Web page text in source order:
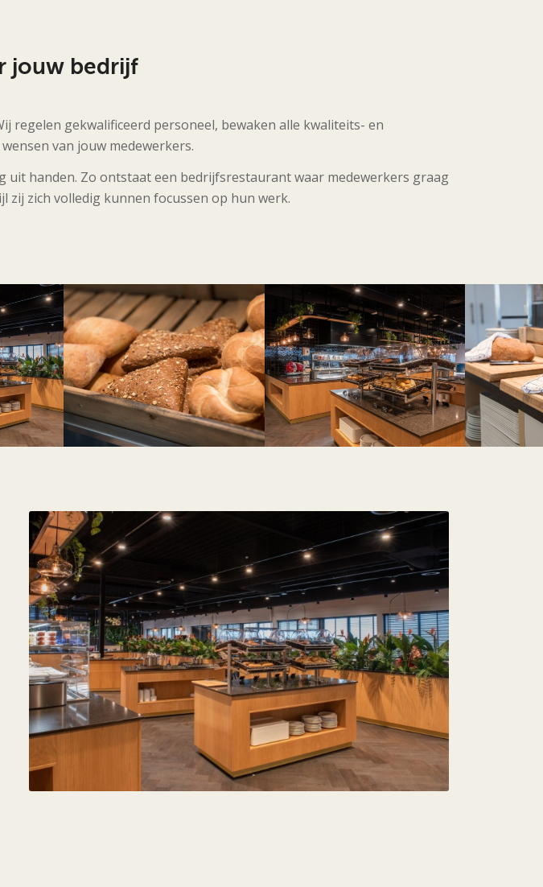
jouw bedrijf
regelen gekwalificeerd personeel, bewaken alle kwaliteits- en
van jouw medewerkers.
handen. Zo ontstaat een bedrijfsrestaurant waar medewerkers graag
zij zich volledig kunnen focussen op hun werk.